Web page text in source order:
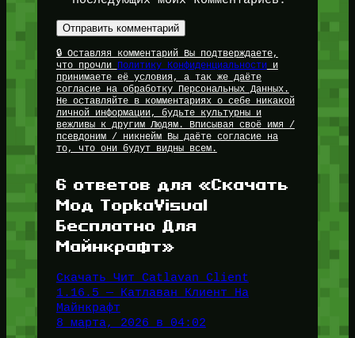
🔒 Оставляя комментарий Вы подтверждаете,
что прочли Политику Конфиденциальностии
принимаете её условия, а так же даёте
согласие на обработку Персональных Данных.
Не оставляйте в комментариях о себе никакой
личной информации, будьте культурны и
вежливы к другим Людям. Вписывая своё имя /
псевдоним / никнейм Вы даёте согласие на
то, что они будут видны всем.
6 ответов для «Скачать
Мод TopkaVisual
Бесплатно Для
Майнкрафт»
Скачать Чит Catlavan Client
1.16.5 — Катлаван Клиент На
Майнкрафт
8 марта, 2026 в 04:02